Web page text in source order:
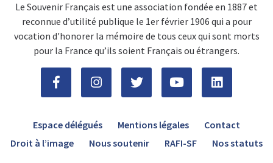
Le Souvenir Français est une association fondée en 1887 et
reconnue d’utilité publique le 1er février 1906 qui a pour
vocation d'honorer la mémoire de tous ceux qui sont morts
pour la France qu’ils soient Français ou étrangers.
Espace délégués Mentions légales
Contact
Droit à l’image
Nous soutenir RAFI-SF Nos statuts